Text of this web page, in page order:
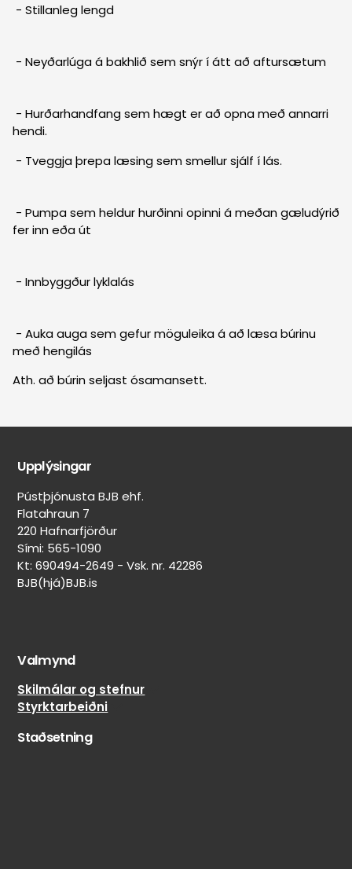
- Stillanleg lengd
- Neyðarlúga á bakhlið sem snýr í átt að aftursætum
- Hurðarhandfang sem hægt er að opna með annarri
hendi.
- Tveggja þrepa læsing sem smellur sjálf í lás.
- Pumpa sem heldur hurðinni opinni á meðan gæludýrið
fer inn eða út
- Innbyggður lyklalás
- Auka auga sem gefur möguleika á að læsa búrinu
með hengilás
Ath. að búrin seljast ósamansett.
Upplýsingar
Pústþjónusta BJB ehf.
Flatahraun 7
220 Hafnarfjörður
Sími: 565-1090
Kt: 690494-2649 - Vsk. nr. 42286
BJB(hjá)BJB.is
Valmynd
Skilmálar og stefnur
Styrktarbeiðni
Staðsetning